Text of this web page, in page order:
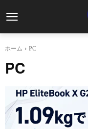
ホーム PC
PC